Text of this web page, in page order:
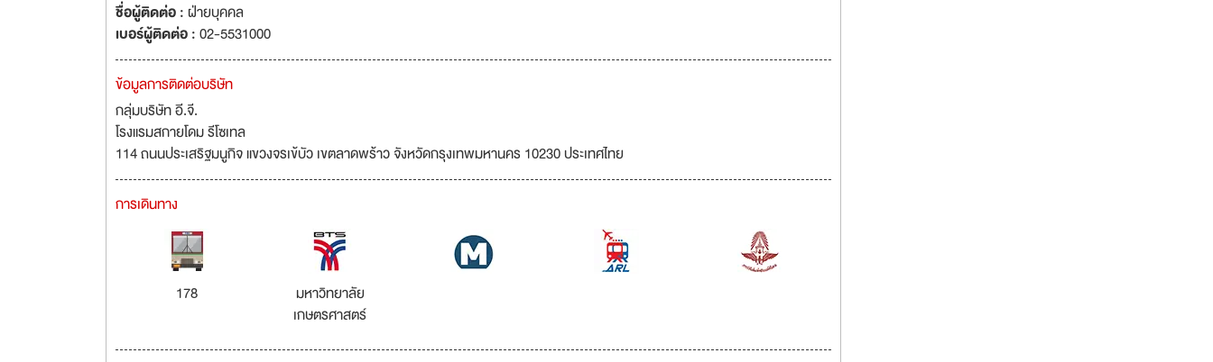
ชื่อผู้ติดต่อ :ฝ่ายบุคคล
เบอร์ผู้ติดต่อ :02-5531000
ข้อมูลการติดต่อบริษัท
กลุ่มบริษัท อี.จี.
โรงแรมสกายโดม รีโซเทล
114 ถนนประเสริฐมนูกิจ แขวงจรเข้บัว เขตลาดพร้าว จังหวัดกรุงเทพมหานคร 10230 ประเทศไทย
การเดินทาง
178
มหาวิทยาลัย
เกษตรศาสตร์